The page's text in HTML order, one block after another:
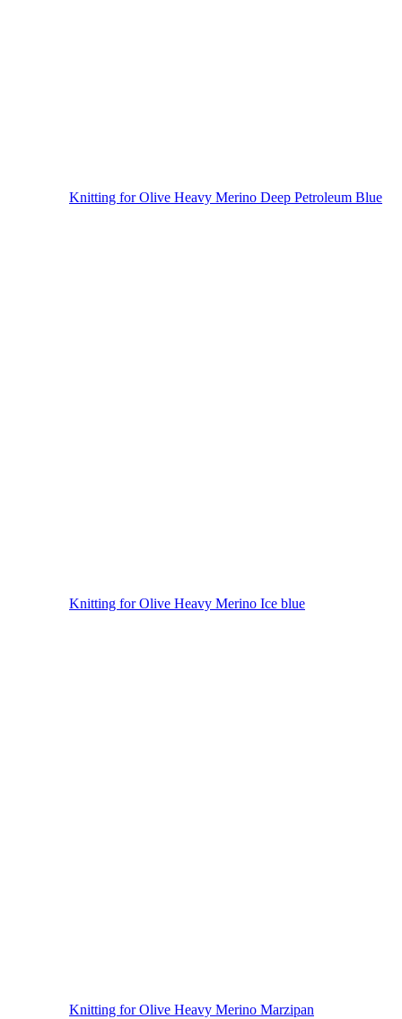
Knitting for Olive Heavy Merino Deep Petroleum Blue
Knitting for Olive Heavy Merino Ice blue
Knitting for Olive Heavy Merino Marzipan